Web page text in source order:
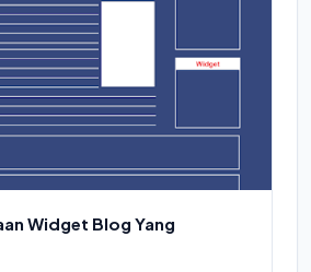
Widget Blog Yang